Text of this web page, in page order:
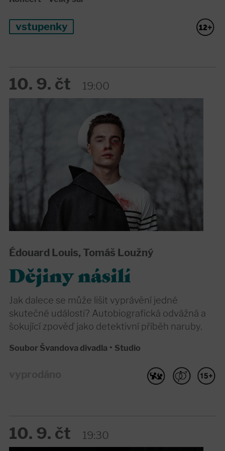
vstupenky
10. 9. čt 19:00
Édouard Louis, Tomáš Loužný
Dějiny násilí
Jak dalece se může lišit vyprávění jedné
skutečné události? Autobiografická odvážná a
šokující zpověď jako detektivní příběh naruby.
Soubor Švandova divadla • Studio
10. 9. čt 19:30